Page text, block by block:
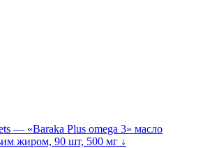
— «Baraka Plus omega 3» масло
жиром, 90 шт, 500 мг ↓